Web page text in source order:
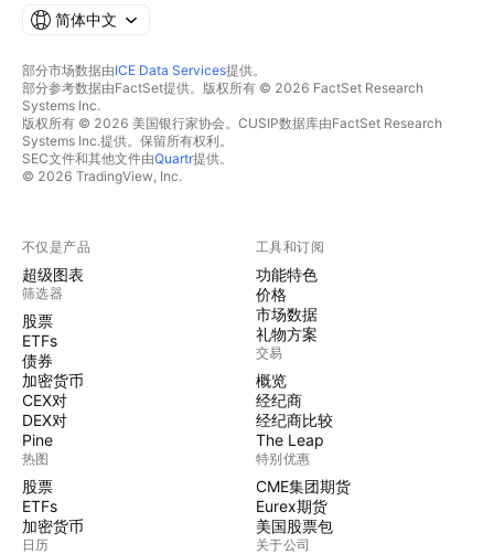
简体中文
部分市场数据由ICE Data Services提供。
部分参考数据由FactSet提供。版权所有 © 2026 FactSet Research
Systems Inc.
版权所有 © 2026 美国银行家协会。CUSIP数据库由FactSet Research
Systems Inc.提供。保留所有权利。
SEC文件和其他文件由Quartr提供。
© 2026 TradingView, Inc.
不仅是产品
超级图表
筛选器
股票
ETFs
债券
加密货币
CEX对
DEX对
Pine
热图
股票
ETFs
加密货币
日历
工具和订阅
功能特色
价格
市场数据
礼物方案
交易
概览
经纪商
经纪商比较
The Leap
特别优惠
CME集团期货
Eurex期货
美国股票包
关于公司